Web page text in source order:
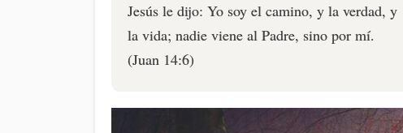
Jesús le dijo: Yo soy el camino, y la verdad, y
la vida; nadie viene al Padre, sino por mí.
(Juan 14:6)